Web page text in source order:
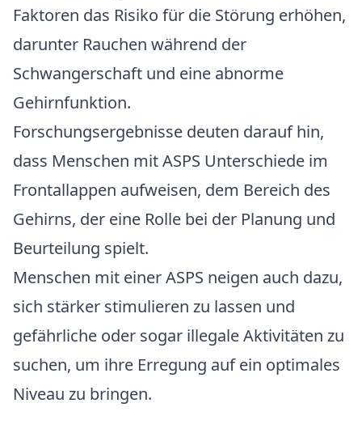
Faktoren das Risiko für die Störung erhöhen,
darunter Rauchen während der
Schwangerschaft und eine abnorme
Gehirnfunktion.
Forschungsergebnisse deuten darauf hin,
dass Menschen mit ASPS Unterschiede im
Frontallappen aufweisen, dem Bereich des
Gehirns, der eine Rolle bei der Planung und
Beurteilung spielt.
Menschen mit einer ASPS neigen auch dazu,
sich stärker stimulieren zu lassen und
gefährliche oder sogar illegale Aktivitäten zu
suchen, um ihre Erregung auf ein optimales
Niveau zu bringen.